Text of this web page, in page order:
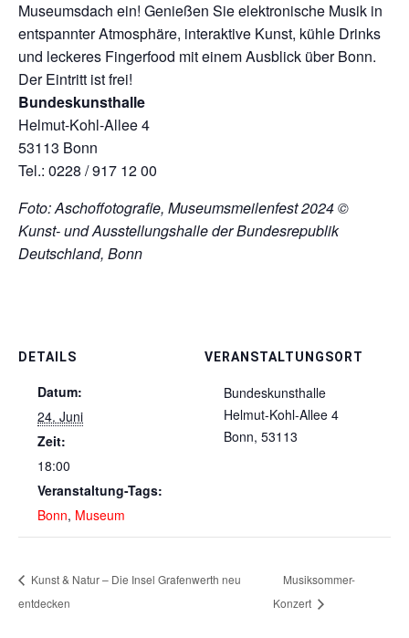
Museumsdach ein! Genießen Sie elektronische Musik in
entspannter Atmosphäre, interaktive Kunst, kühle Drinks
und leckeres Fingerfood mit einem Ausblick über Bonn.
Der Eintritt ist frei!
Bundeskunsthalle
Helmut-Kohl-Allee 4
53113 Bonn
Tel.: 0228 / 917 12 00
Foto: Aschoffotografie, Museumsmeilenfest 2024 ©
Kunst- und Ausstellungshalle der Bundesrepublik
Deutschland, Bonn
DETAILS
Datum:
24. Juni
Zeit:
18:00
Veranstaltung-Tags:
Bonn, Museum
VERANSTALTUNGSORT
Bundeskunsthalle
Helmut-Kohl-Allee 4
Bonn, 53113
Kunst & Natur – Die Insel Grafenwerth neu
entdecken
Musiksommer-
Konzert